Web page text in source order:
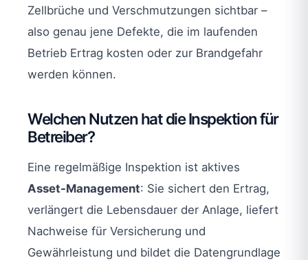
Zellbrüche und Verschmutzungen sichtbar –
also genau jene Defekte, die im laufenden
Betrieb Ertrag kosten oder zur Brandgefahr
werden können.
Welchen Nutzen hat die Inspektion für
Betreiber?
Eine regelmäßige Inspektion ist aktives
Asset-Management: Sie sichert den Ertrag,
verlängert die Lebensdauer der Anlage, liefert
Nachweise für Versicherung und
Gewährleistung und bildet die Datengrundlage